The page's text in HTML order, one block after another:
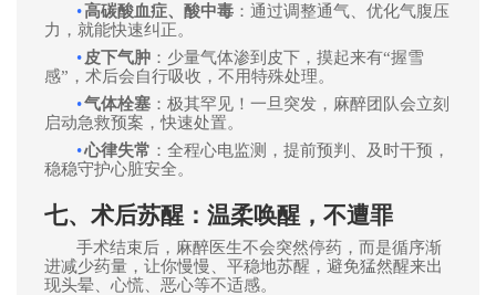
•高碳酸血症、酸中毒 ：通过调整通气、优化气腹压
力，就能快速纠正。
• 皮下气肿 ：少量气体渗到皮下，摸起来有“握雪
感”，术后会自行吸收，不用特殊处理。
•气体栓塞 ：极其罕见！一旦突发，麻醉团队会立刻
启动急救预案，快速处置。
•心律失常 ：全程心电监测，提前预判、及时干预，
稳稳守护心脏安全。
七、术后苏醒：温柔唤醒，不遭罪
手术结束后，麻醉医生不会突然停药，而是循序渐
进减少药量，让你慢慢、平稳地苏醒，避免猛然醒来出
现头晕、心慌、恶心等不适感。